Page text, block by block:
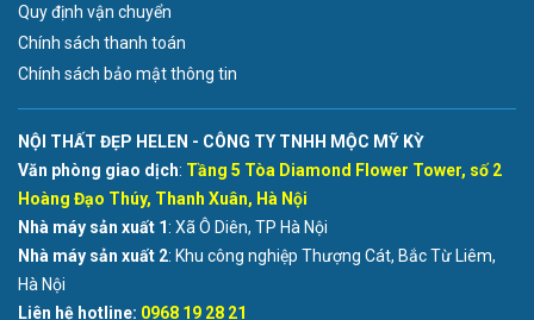
Quy định vận chuyển
Chính sách thanh toán
Chính sách bảo mật thông tin
NỘI THẤT ĐẸP HELEN - CÔNG TY TNHH MỘC MỸ KỲ
Văn phòng giao dịch: Tầng 5 Tòa Diamond Flower Tower, số 2
Hoàng Đạo Thúy, Thanh Xuân, Hà Nội
Nhà máy sản xuất 1: Xã Ô Diên, TP Hà Nội
Nhà máy sản xuất 2: Khu công nghiệp Thượng Cát, Bắc Từ Liêm,
Hà Nội
Liên hệ hotline: 0968 19 28 21